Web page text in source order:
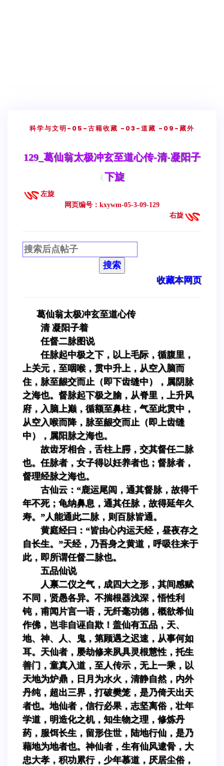
科学与文明-05-古籍收藏 -03-道藏 -09-藏外
129_葛仙翁太极冲玄至道心传-清-凝阳子
下旋
左旋
网页编号：kxywm-05-3-09-129
右旋
搜索
收藏本网页
葛仙翁太极冲玄至道心传
清 凝阳子着
任督二脉图说
任脉起中极之下，以上毛际，循腹里，
上关元，至咽喉，贯中升上，从空入脑而
住，脉至龈交而止（即下齿缝中），属阴脉
之海也。督脉起下极之腧，从脊里，上升风
府，入脑上巅，循额至鼻柱，气至此贯中，
从空入喉而降，脉至龈交而止（即上齿缝
中），属阳脉之海也。
故齿牙相合，舌柱上腭，交其督任二脉
也。任脉者，女子得以妊养者也；督脉者，
督理经脉之海也。
古仙云：“鹿运尾闾，通其督脉，故得千
年不死；龟纳鼻息，通其任脉，故得延年久
寿。”人能通此二脉，则百脉皆通。
黄庭经曰：“皆由心内运天经，昼夜存之
自长生。”天经，乃吾身之黄道，呼吸往来于
此，即所谓任督二脉也。
五品仙说
人禀二仪之气，成四大之形，其间感赋
不同，贤愚各异。不揣根器浅深，悟性利
钝，甫闻片言一语，无纤毫功德，概欲希仙
作佛，岂非自诬自欺！盖仙有五品，天、
地、神、人、鬼，第顾遇之迟速，从事何如
耳。天仙者，屡劫修来夙具灵根慧性，托生
善门，童真入道，至人传示，无上一乘，以
天地为炉鼎，日月为水火，清静自然，内外
丹纯，超出三界，打破樊笼，是乃倚天出天
者也。地仙者，信行必果，志坚离俗，壮年
学道，明造化之机，知生物之理，修炼丹
药，服饵长生，留形住世，陆地行仙，是乃
藉地为地者也。神仙者，生有仙风逮骨，大
忠大孝，积功累行，少年慕道，厌居尘俗，